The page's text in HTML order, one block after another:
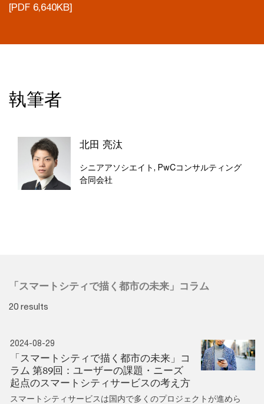
[PDF 6,640KB]
執筆者
北田 亮汰
シニアアソシエイト, PwCコンサルティング
合同会社
「スマートシティで描く都市の未来」コラム
20 results
2024-08-29
「スマートシティで描く都市の未来」コ
ラム 第89回：ユーザーの課題・ニーズ
起点のスマートシティサービスの考え方
スマートシティサービスは国内で多くのプロジェクトが進めら